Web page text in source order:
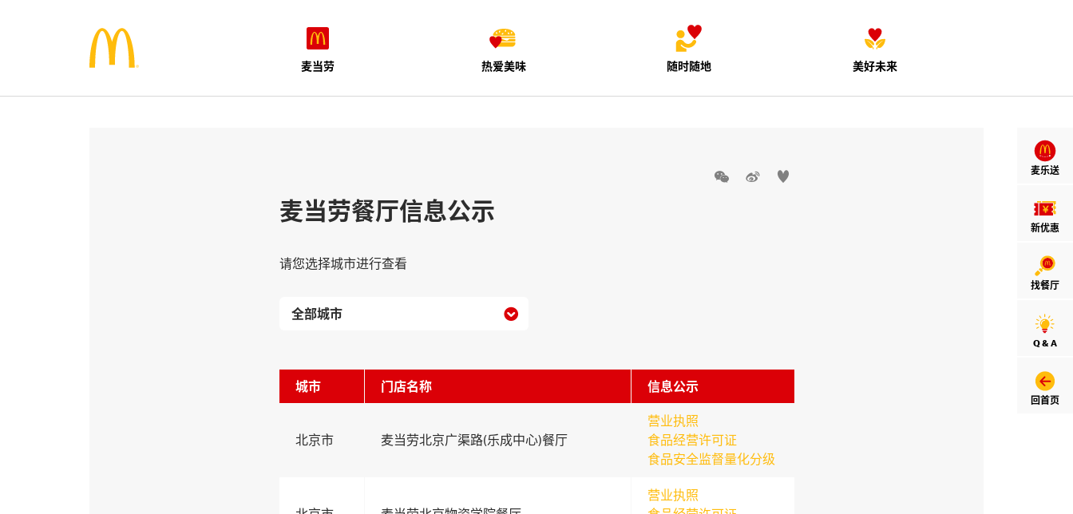
麦当劳 热爱美味 随时随地 美好未来
麦乐送
新优惠
找餐厅
Q & A
回首页
  
麦当劳餐厅信息公示
请您选择城市进行查看

城市 门店名称 信息公示
北京市 麦当劳北京广渠路(乐成中心)餐厅
营业执照
食品经营许可证
食品安全监督量化分级
营业执照